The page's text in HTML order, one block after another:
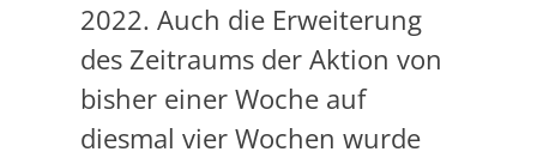
2022. Auch die Erweiterung
des Zeitraums der Aktion von
bisher einer Woche auf
diesmal vier Wochen wurde